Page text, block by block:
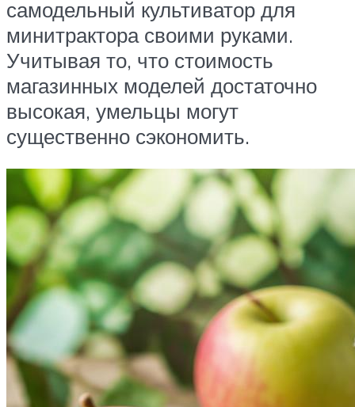
самодельный культиватор для
минитрактора своими руками.
Учитывая то, что стоимость
магазинных моделей достаточно
высокая, умельцы могут
существенно сэкономить.